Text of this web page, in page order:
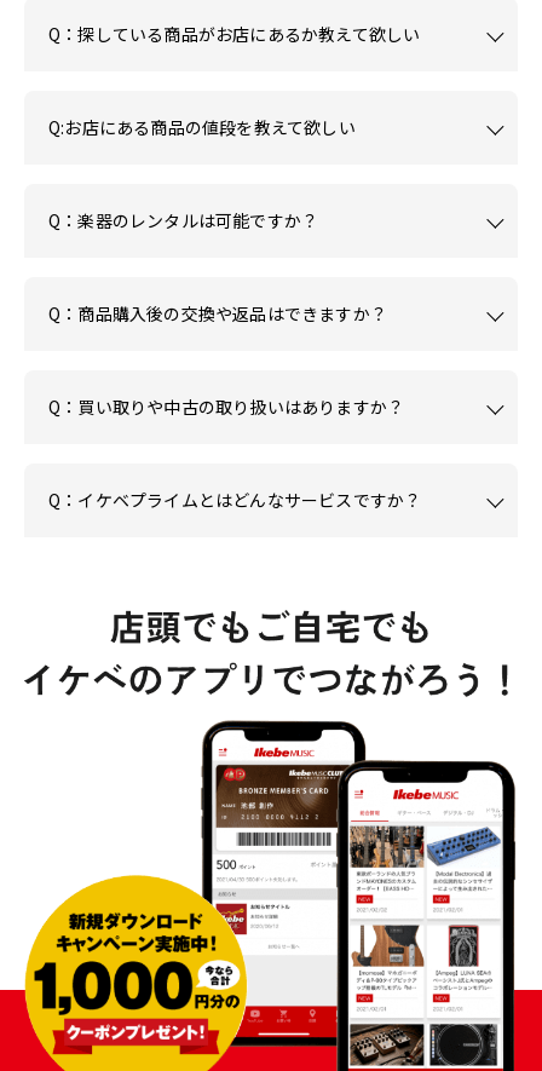
Q：探している商品がお店にあるか教えて欲しい
Q:お店にある商品の値段を教えて欲しい
Q：楽器のレンタルは可能ですか？
Q：商品購入後の交換や返品はできますか？
Q：買い取りや中古の取り扱いはありますか？
Q：イケベプライムとはどんなサービスですか？